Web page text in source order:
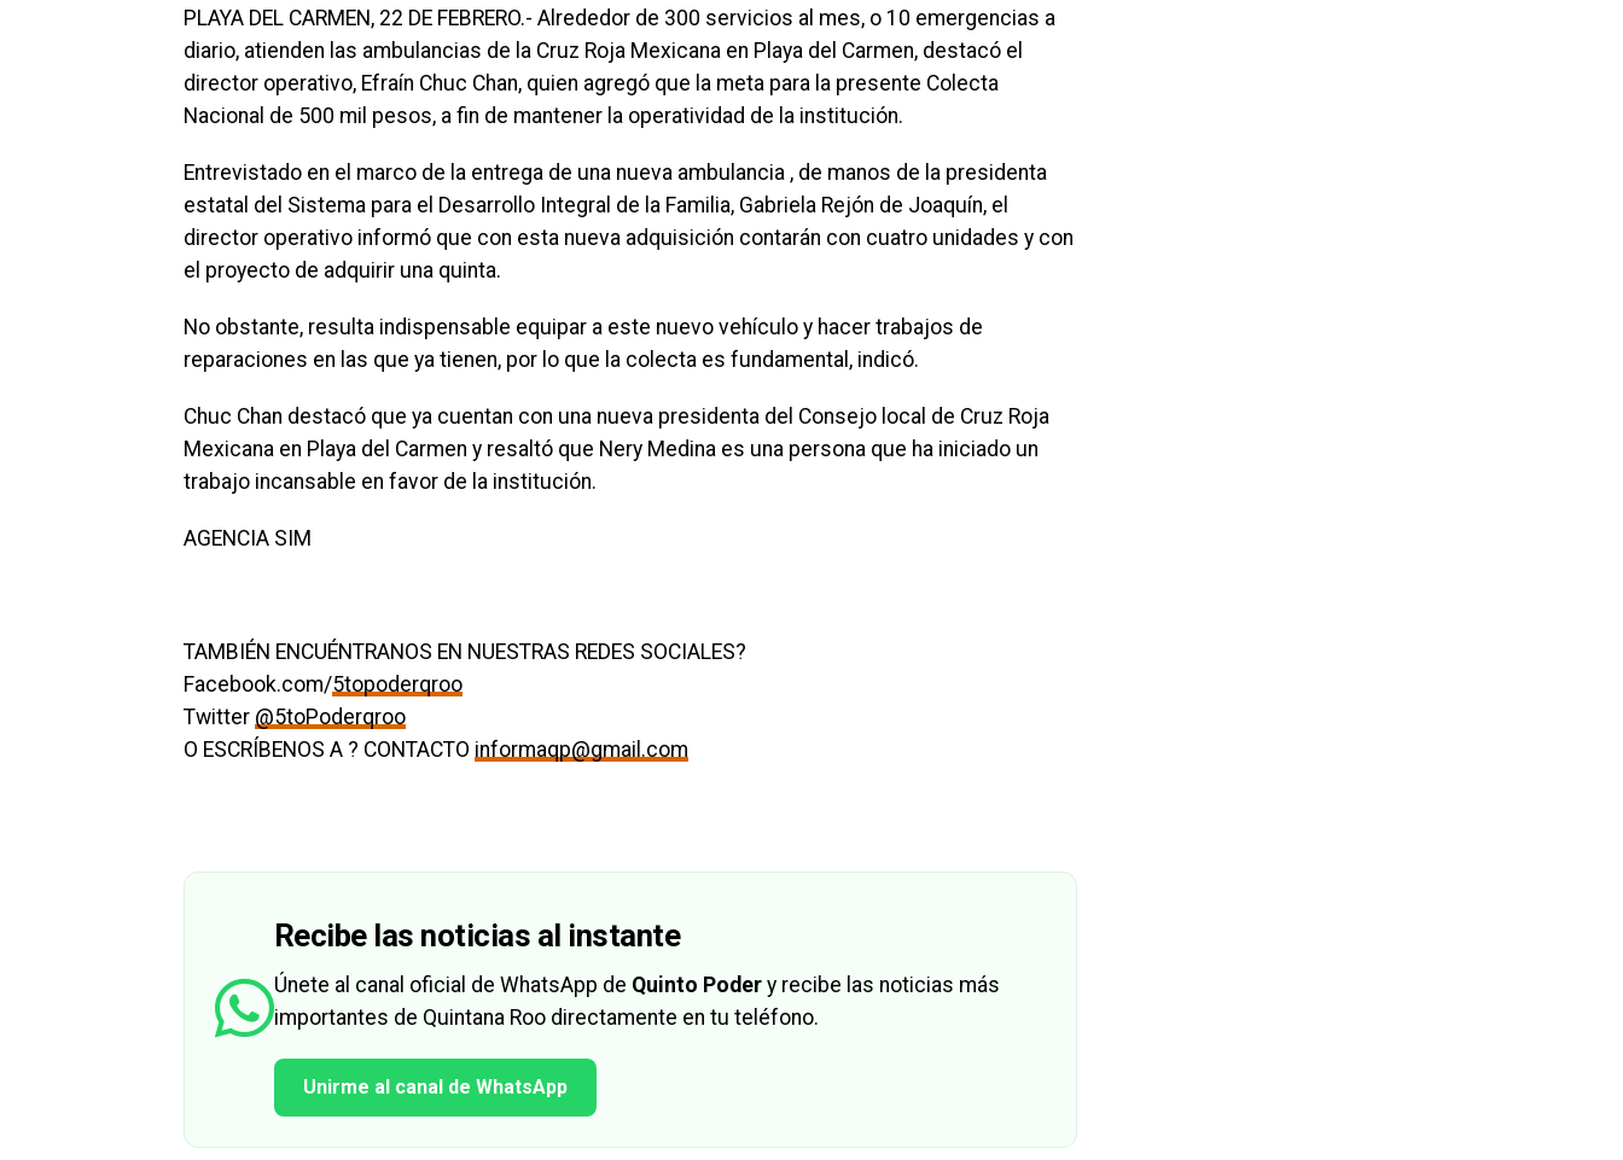
PLAYA DEL CARMEN, 22 DE FEBRERO.- Alrededor de 300 servicios al mes, o 10 emergencias a
diario, atienden las ambulancias de la Cruz Roja Mexicana en Playa del Carmen, destacó el
director operativo, Efraín Chuc Chan, quien agregó que la meta para la presente Colecta
Nacional de 500 mil pesos, a fin de mantener la operatividad de la institución.
Entrevistado en el marco de la entrega de una nueva ambulancia , de manos de la presidenta
estatal del Sistema para el Desarrollo Integral de la Familia, Gabriela Rejón de Joaquín, el
director operativo informó que con esta nueva adquisición contarán con cuatro unidades y con
el proyecto de adquirir una quinta.
No obstante, resulta indispensable equipar a este nuevo vehículo y hacer trabajos de
reparaciones en las que ya tienen, por lo que la colecta es fundamental, indicó.
Chuc Chan destacó que ya cuentan con una nueva presidenta del Consejo local de Cruz Roja
Mexicana en Playa del Carmen y resaltó que Nery Medina es una persona que ha iniciado un
trabajo incansable en favor de la institución.
AGENCIA SIM
TAMBIÉN ENCUÉNTRANOS EN NUESTRAS REDES SOCIALES?
Facebook.com/5topoderqroo
Twitter @5toPoderqroo
O ESCRÍBENOS A ? CONTACTO informaqp@gmail.com
Recibe las noticias al instante
Únete al canal oficial de WhatsApp de Quinto Poder y recibe las noticias más
importantes de Quintana Roo directamente en tu teléfono.
Unirme al canal de WhatsApp